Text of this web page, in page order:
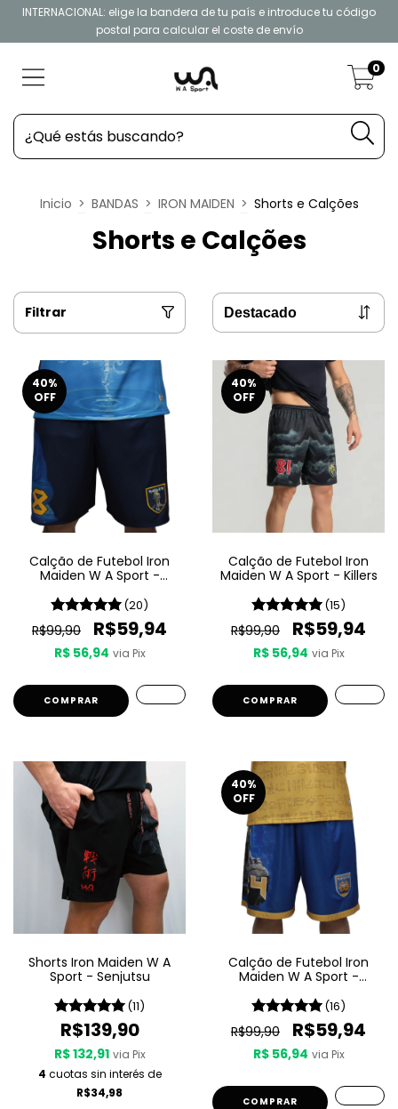
INTERNACIONAL: elige la bandera de tu país e introduce tu código
postal para calcular el coste de envío
0
Inicio > BANDAS > IRON MAIDEN > Shorts e Calções
Shorts e Calções
Filtrar
40%
OFF
Calção de Futebol Iron
Maiden W A Sport -
Son
(20)
R$99,90 R$59,94
R$ 56,94 via Pix
COMPRAR
40%
OFF
Calção de Futebol Iron
Maiden W A Sport - Killers
(15)
R$99,90 R$59,94
R$ 56,94 via Pix
COMPRAR
Shorts Iron Maiden W A
Sport - Senjutsu
(11)
R$139,90
R$ 132,91 via Pix
4 cuotas sin interés de
R$34,98
40%
OFF
Calção de Futebol Iron
Maiden W A Sport -
(16)
R$99,90 R$59,94
R$ 56,94 via Pix
COMPRAR